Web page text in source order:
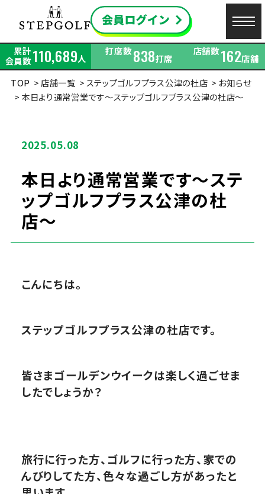
累計
会員数110,689人
打席数838打席
店舗数162店舗
TOP
店舗一覧 ステップゴルフプラス公津の杜店
お知らせ
本日より通常営業です～ステップゴルフプラス公津の杜店～
2025.05.08
本日より通常営業です～ステ
ップゴルフプラス公津の杜
店～
こんにちは。
ステップゴルフプラス公津の杜店です。
皆さまゴールデンウイークは楽しく過ごせま
したでしょうか？
旅行に行った方、ゴルフに行った方、家での
んびりしてた方、色々な過ごし方があったと